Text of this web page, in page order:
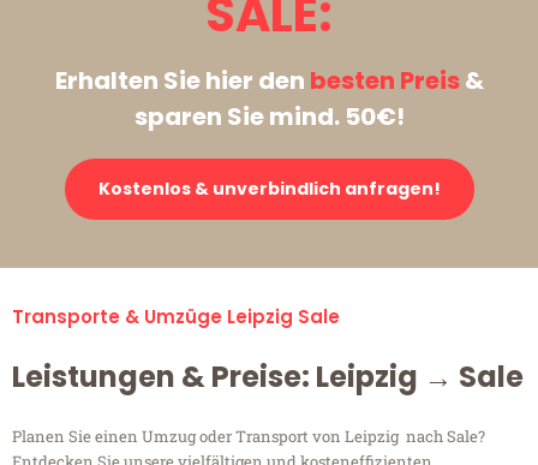
SALE:
Erhalten Sie hier den besten Preis&
sparen Sie mind. 50€!
Kostenlos & unverbindlich anfragen!
Transporte & Umzüge Leipzig Sale
Leistungen & Preise: Leipzig → Sale
Planen Sie einen Umzug oder Transport von Leipzig nach Sale?